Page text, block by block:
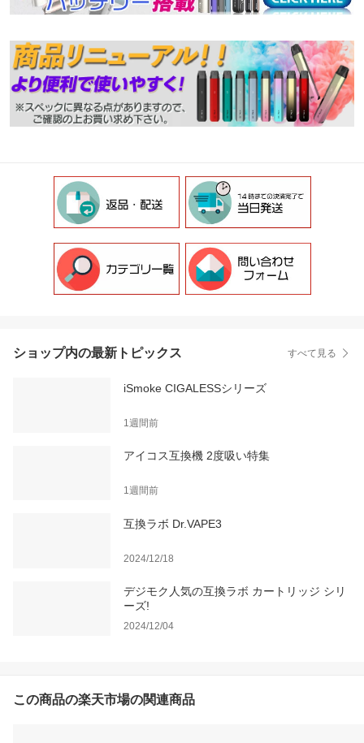
ショップ内の最新トピックス すべて見る
iSmoke CIGALESSシリーズ
1週間前
アイコス互換機 2度吸い特集
1週間前
互換ラボ Dr.VAPE3
2024/12/18
デジモク人気の互換ラボ カートリッジ シリ
ーズ!
2024/12/04
この商品の楽天市場の関連商品